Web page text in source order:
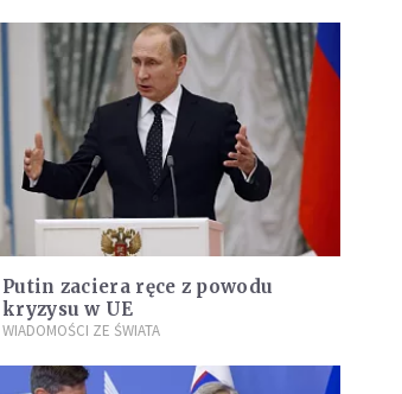
Putin zaciera ręce z powodu
kryzysu w UE
WIADOMOŚCI ZE ŚWIATA